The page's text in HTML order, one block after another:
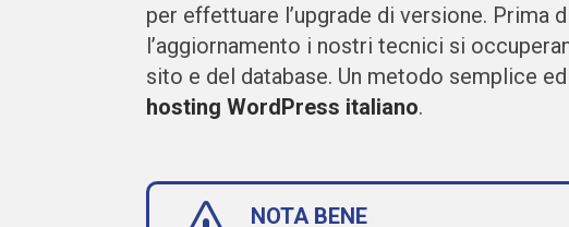
per effettuare l’upgrade di versione. Prima
l’aggiornamento i nostri tecnici si
sito e del database. Un metodo semplice
hosting WordPress italiano.
NOTA BENE